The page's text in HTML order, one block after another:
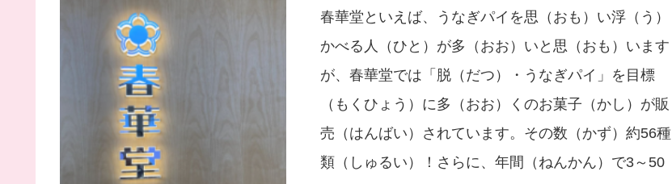
春華堂といえば、うなぎパイを思（おも）い浮（う）
かべる人（ひと）が多（おお）いと思（おも）います
が、春華堂では「脱（だつ）・うなぎパイ」を目標
（もくひょう）に多（おお）くのお菓子（かし）が販
売（はんばい）されています。その数（かず）約56種
類（しゅるい）！さらに、年間（ねんかん）で3～50